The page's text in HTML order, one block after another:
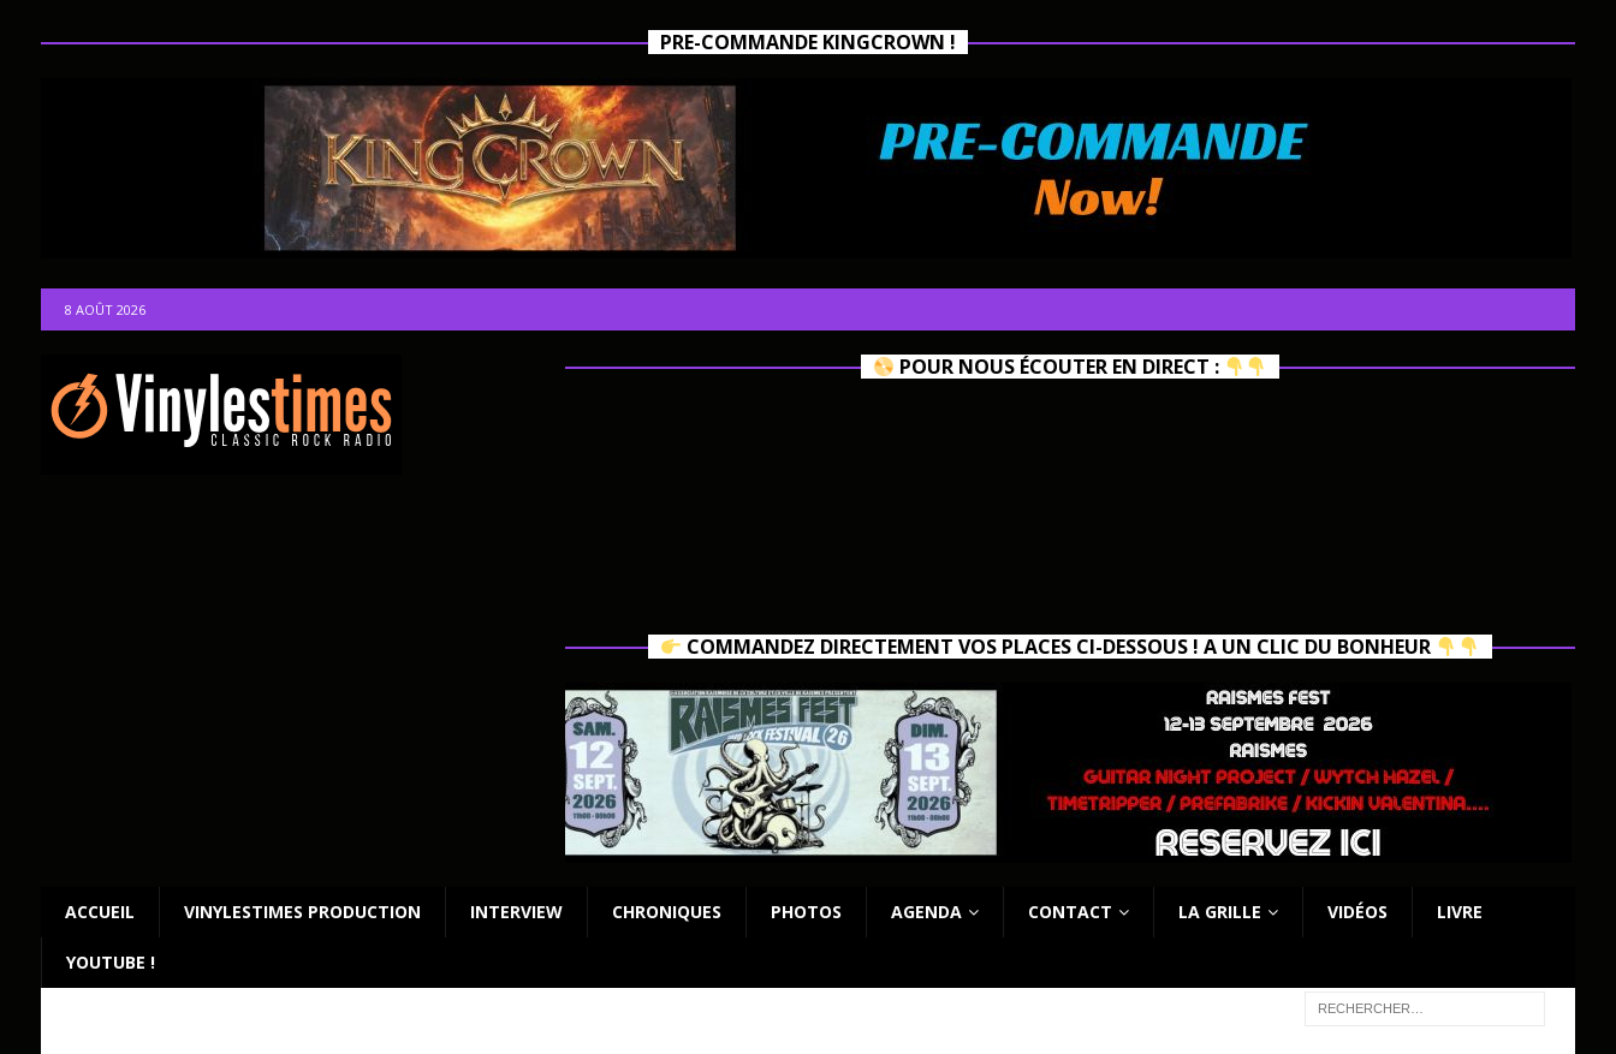
PRE-COMMANDE KINGCROWN !
8 AOÛT 2026
POUR NOUS ÉCOUTER EN DIRECT :
COMMANDEZ DIRECTEMENT VOS PLACES CI-DESSOUS ! A UN CLIC DU BONHEUR
ACCUEIL VINYLESTIMES PRODUCTION INTERVIEW CHRONIQUES PHOTOS AGENDA CONTACT LA GRILLE VIDÉOS LIVRE
YOUTUBE !